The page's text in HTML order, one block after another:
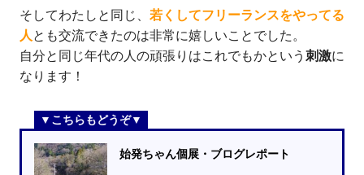
そしてわたしと同じ、 若くしてフリーランスをやってる
人とも交流できたのは非常に嬉しいことでした。
自分と同じ年代の人の頑張りはこれでもかという刺激に
なります！
始発ちゃん個展・ブログレポート